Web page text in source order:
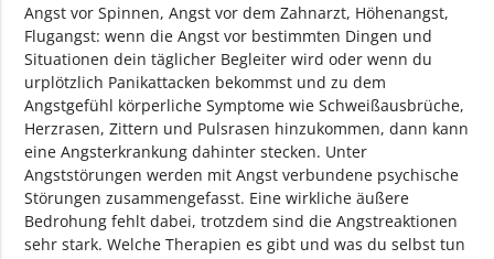
Angst vor Spinnen, Angst vor dem Zahnarzt, Höhenangst,
Flugangst: wenn die Angst vor bestimmten Dingen und
Situationen dein täglicher Begleiter wird oder wenn du
urplötzlich Panikattacken bekommst und zu dem
Angstgefühl körperliche Symptome wie Schweißausbrüche,
Herzrasen, Zittern und Pulsrasen hinzukommen, dann kann
eine Angsterkrankung dahinter stecken. Unter
Angststörungen werden mit Angst verbundene psychische
Störungen zusammengefasst. Eine wirkliche äußere
Bedrohung fehlt dabei, trotzdem sind die Angstreaktionen
sehr stark. Welche Therapien es gibt und was du selbst tun